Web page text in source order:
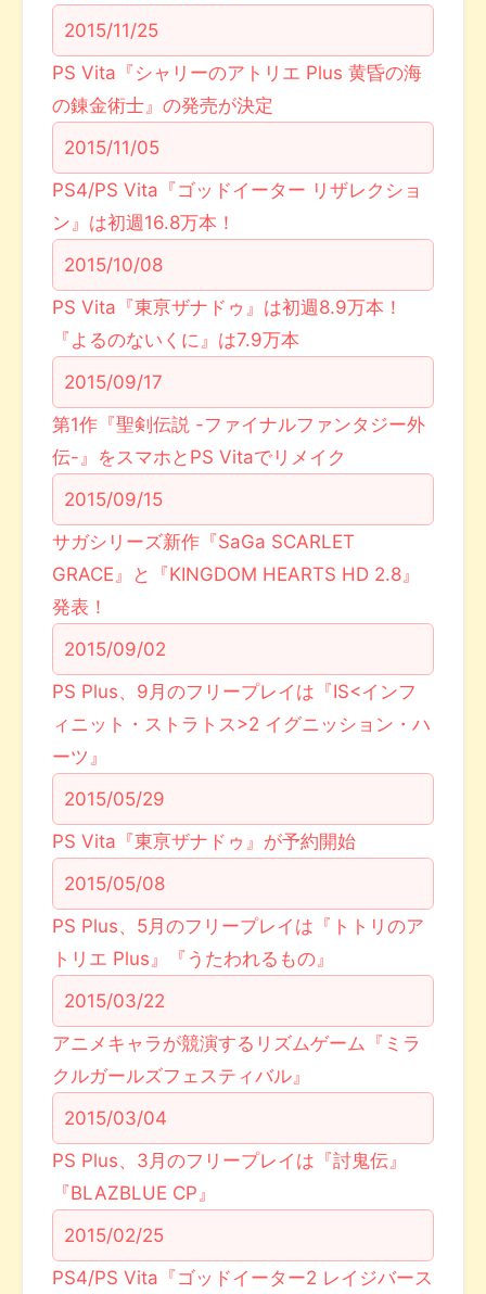
2015/11/25
PS Vita『シャリーのアトリエ Plus 黄昏の海
の錬金術士』の発売が決定
2015/11/05
PS4/PS Vita『ゴッドイーター リザレクショ
ン』は初週16.8万本！
2015/10/08
PS Vita『東亰ザナドゥ』は初週8.9万本！
『よるのないくに』は7.9万本
2015/09/17
第1作『聖剣伝説 -ファイナルファンタジー外
伝-』をスマホとPS Vitaでリメイク
2015/09/15
サガシリーズ新作『SaGa SCARLET
GRACE』と『KINGDOM HEARTS HD 2.8』
発表！
2015/09/02
PS Plus、9月のフリープレイは『IS<インフ
ィニット・ストラトス>2 イグニッション・ハ
ーツ』
2015/05/29
PS Vita『東亰ザナドゥ』が予約開始
2015/05/08
PS Plus、5月のフリープレイは『トトリのア
トリエ Plus』『うたわれるもの』
2015/03/22
アニメキャラが競演するリズムゲーム『ミラ
クルガールズフェスティバル』
2015/03/04
PS Plus、3月のフリープレイは『討鬼伝』
『BLAZBLUE CP』
2015/02/25
PS4/PS Vita『ゴッドイーター2 レイジバース